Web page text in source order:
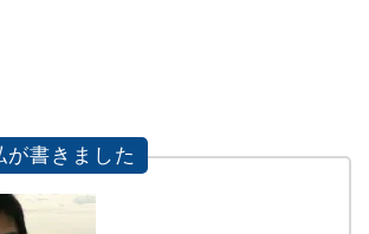
が書きました